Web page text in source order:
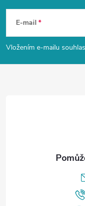
p
E-mail
Vložením e-mailu